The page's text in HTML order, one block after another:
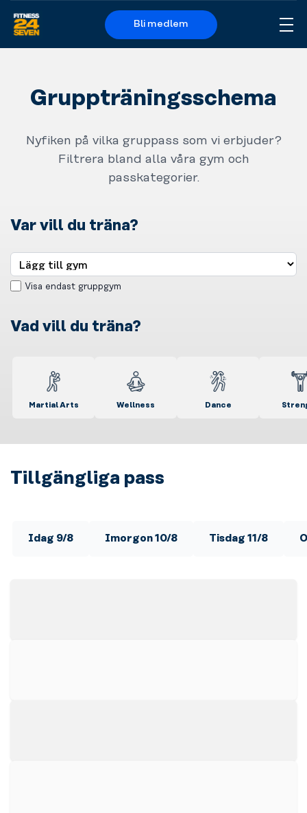
Logo
Bli medlem
Gruppträningsschema
Nyfiken på vilka gruppass som vi erbjuder?
Filtrera bland alla våra gym och
passkategorier.
Var vill du träna?
Visa endast gruppgym
Vad vill du träna?
Martial Arts Wellness Dance
Tillgängliga pass
Idag 9/8 Imorgon 10/8 Tisdag 11/8